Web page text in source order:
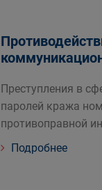
Преступления в
паролей кража
противоправной
Подробнее